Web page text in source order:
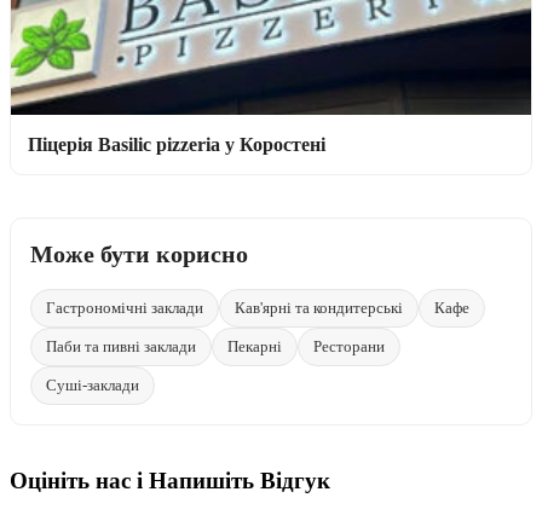
Піцерія Basilic pizzeria у Коростені
Може бути корисно
Гастрономічні заклади Кав'ярні та кондитерські Кафе
Паби та пивні заклади Пекарні Ресторани
Суші-заклади
Оцініть нас і Напишіть Відгук